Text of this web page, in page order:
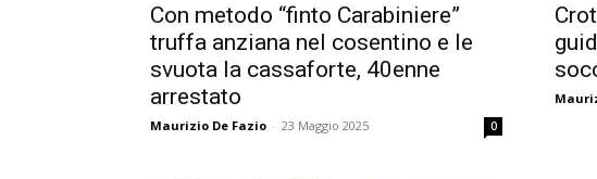
Con metodo “finto Carabiniere”
truffa anziana nel cosentino e le
svuota la cassaforte, 40enne
arrestato
Maurizio De Fazio - 23 Maggio 2025 0